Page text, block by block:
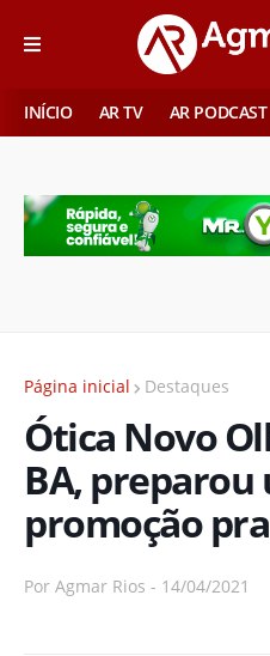
INÍCIO AR TV AR PODCAST
Página inicial Destaques
Ótica Novo
BA, preparou
promoção
Por Agmar Rios - 14/04/2021